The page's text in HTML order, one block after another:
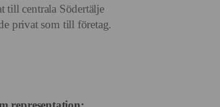
till centrala Södertälje
privat som till företag.